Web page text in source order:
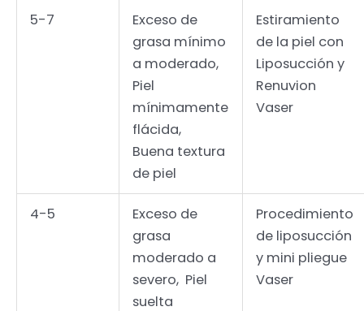
5-7
Exceso de
grasa mínimo
a moderado,
Piel
mínimamente
flácida,
Buena textura
de piel
Estiramiento
de la piel con
Liposucción y
Renuvion
Vaser
4-5
Exceso de
grasa
moderado a
severo, Piel
suelta
Procedimiento
de liposucción
y mini pliegue
Vaser